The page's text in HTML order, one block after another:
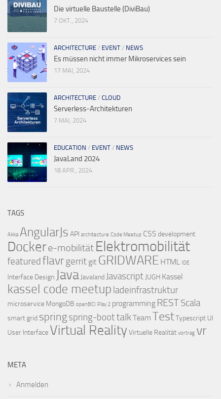
Die virtuelle Baustelle (DiviBau)
7 OKT., 2024
ARCHITECTURE / EVENT / NEWS
Es müssen nicht immer Mikroservices sein
17 MAI, 2024
ARCHITECTURE / CLOUD
Serverless-Architekturen
7 MAI, 2024
EDUCATION / EVENT / NEWS
JavaLand 2024
18 APR., 2024
TAGS
Akka AngularJs API architecture Code Meetup CSS development
Dockere-mobilität Elektromobilität
featured flavrgerrit git GRIDWARE HTML IDE
Interface Design Java Javaland Javascript JUGH Kassel
kassel code meetup ladeinfrastruktur
microservice MongoDB openBCI Play 2 programming RESTScala
smart grid springspring-boottalkTeamTestTypescript UI
User Interface Virtual Reality Virtuelle Realität vortrag vr
META
Anmelden